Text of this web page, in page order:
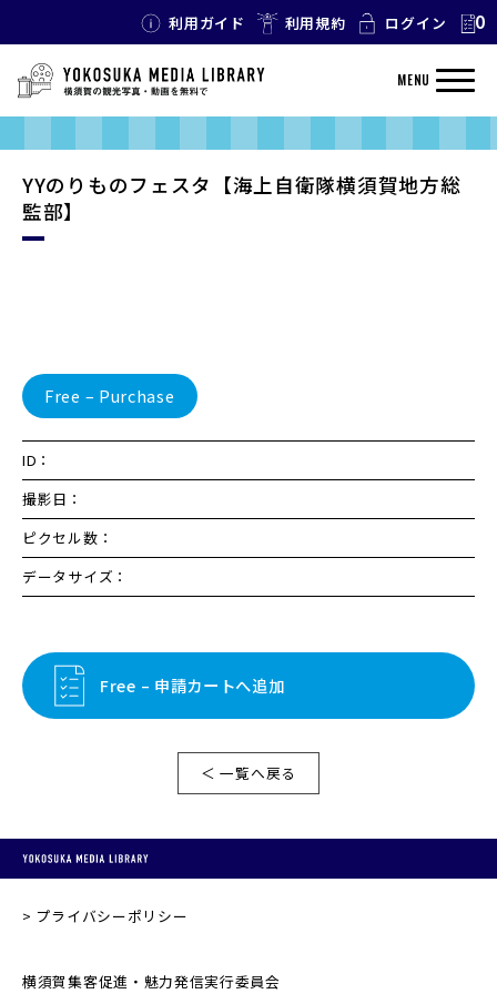
利用ガイド 利用規約 ログイン 0
MENU
YYのりものフェスタ【海上自衛隊横須賀地方総
監部】
Free – Purchase
ID：
撮影日：
ピクセル数：
データサイズ：
Free – 申請カートへ追加
＜ 一覧へ戻る
プライバシーポリシー
横須賀集客促進・魅力発信実行委員会